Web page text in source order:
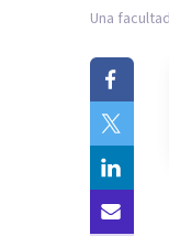
Una